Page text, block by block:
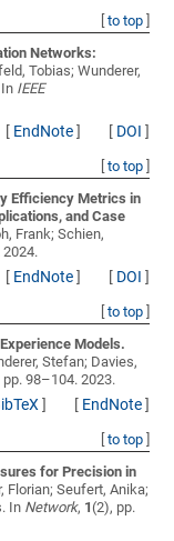
to top]
Networks:
Tobias; Wunderer,
In IEEE
[ EndNote] [ DOI ]
to top]
Efficiency Metrics in
and Case
Frank; Schien,
2024.
[ EndNote] [ DOI ]
to top]
Models.
Stefan; Davies,
pp. 98–104. 2023.
] [ EndNote]
to top]
for Precision in
Florian; Seufert, Anika;
. In Network, 1 (2), pp.